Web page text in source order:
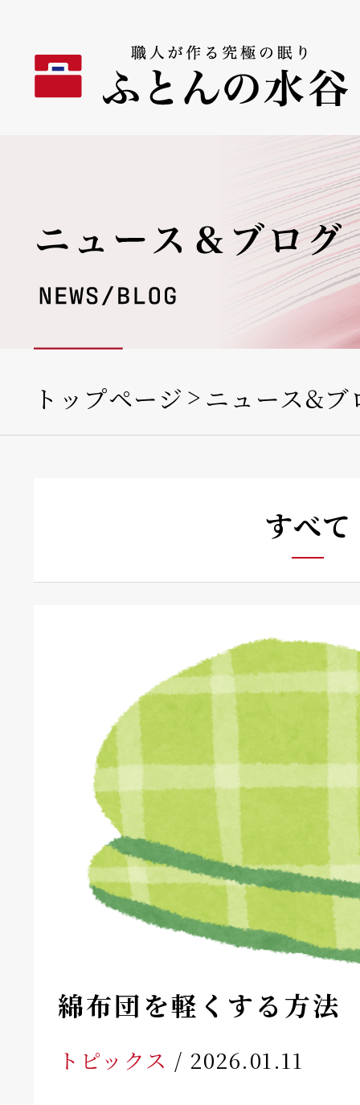
トップページ ニュース&ブ
すべて
綿布団を軽くする方法
トピックス / 2026.01.11